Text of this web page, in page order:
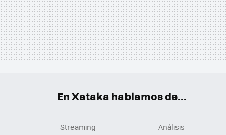
En Xataka hablamos de...
Streaming Análisis